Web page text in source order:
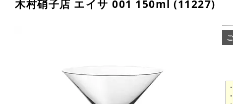
木村硝子店 エイサ 001 150ml (11227)